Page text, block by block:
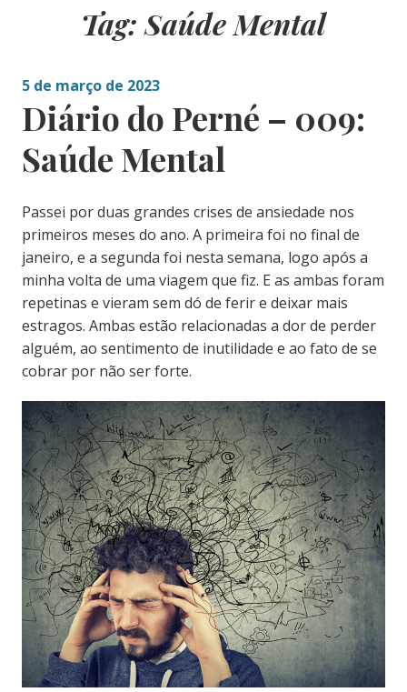
Tag: Saúde Mental
5 de março de 2023
Diário do Perné – 009:
Saúde Mental
Passei por duas grandes crises de ansiedade nos
primeiros meses do ano. A primeira foi no final de
janeiro, e a segunda foi nesta semana, logo após a
minha volta de uma viagem que fiz. E as ambas foram
repetinas e vieram sem dó de ferir e deixar mais
estragos. Ambas estão relacionadas a dor de perder
alguém, ao sentimento de inutilidade e ao fato de se
cobrar por não ser forte.